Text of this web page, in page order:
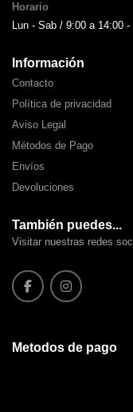
Horario
Lun - Sab / 9:00 a 14:00
Información
Contacto
Política de privacidad
Aviso Legal
Métodos de Pago
Envíos
Devoluciones
También puedes...
Visitar nuestras redes
Metodos de pago